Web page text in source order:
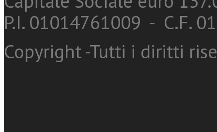
P.I. 01014761009 - C.F.
Copyright -Tutti i diritti